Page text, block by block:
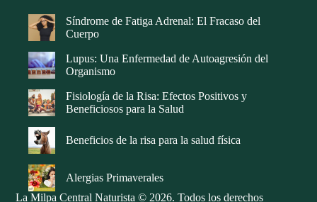
Síndrome de Fatiga Adrenal: El Fracaso del
Cuerpo
Lupus: Una Enfermedad de Autoagresión del
Organismo
Fisiología de la Risa: Efectos Positivos y
Beneficiosos para la Salud
Beneficios de la risa para la salud física
Alergias Primaverales
La Milpa Central Naturista © 2026. Todos los derechos